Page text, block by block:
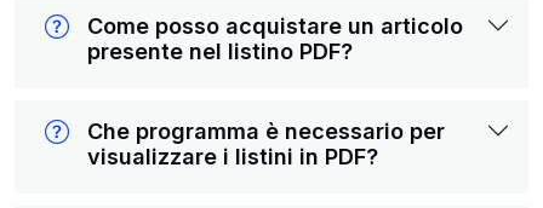
Come posso acquistare un articolo
presente nel listino PDF?
Che programma è necessario per
visualizzare i listini in PDF?